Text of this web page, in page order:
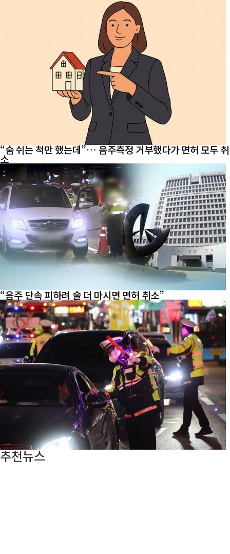
“숨 쉬는 척만 했는데”… 음주측정 거부했다가 면허 모두 취
소
“음주 단속 피하려 술 더 마시면 면허 취소”
추천뉴스